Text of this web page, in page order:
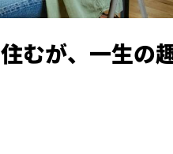
住むが、一生の